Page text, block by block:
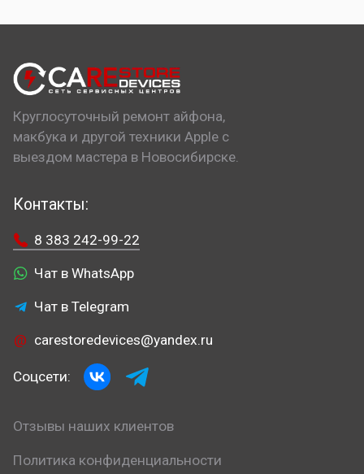
Круглосуточный ремонт айфона,
макбука и другой техники Apple с
выездом мастера в Новосибирске.
Контакты:
8 383 242-99-22
Чат в WhatsApp
Чат в Telegram
carestoredevices@yandex.ru
Соцсети:
Отзывы наших клиентов
Политика конфиденциальности